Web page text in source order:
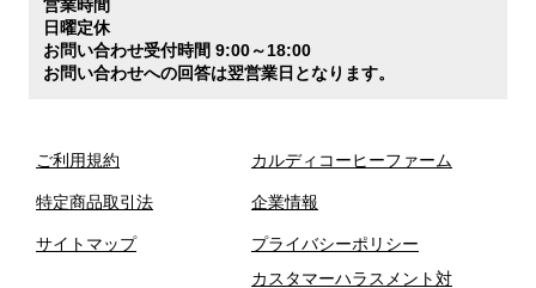
営業時間
日曜定休
お問い合わせ受付時間 9:00～18:00
お問い合わせへの回答は翌営業日となります。
ご利用規約
特定商品取引法
サイトマップ
カルディコーヒーファーム
企業情報
プライバシーポリシー
カスタマーハラスメント対